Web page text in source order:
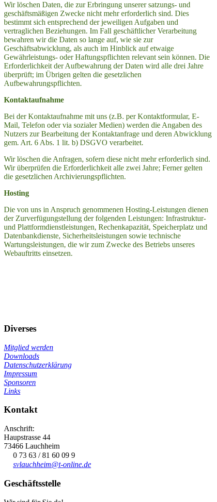
Wir löschen Daten, die zur Erbringung unserer satzungs- und
geschäftsmäßigen Zwecke nicht mehr erforderlich sind. Dies
bestimmt sich entsprechend der jeweiligen Aufgaben und
vertraglichen Beziehungen. Im Fall geschäftlicher Verarbeitung
bewahren wir die Daten so lange auf, wie sie zur
Geschäftsabwicklung, als auch im Hinblick auf etwaige
Gewährleistungs- oder Haftungspflichten relevant sein können. Die
Erforderlichkeit der Aufbewahrung der Daten wird alle drei Jahre
überprüft; im Übrigen gelten die gesetzlichen
Aufbewahrungspflichten.
Kontaktaufnahme
Bei der Kontaktaufnahme mit uns (z.B. per Kontaktformular, E-
Mail, Telefon oder via sozialer Medien) werden die Angaben des
Nutzers zur Bearbeitung der Kontaktanfrage und deren Abwicklung
gem. Art. 6 Abs. 1 lit. b) DSGVO verarbeitet.
Wir löschen die Anfragen, sofern diese nicht mehr erforderlich sind.
Wir überprüfen die Erforderlichkeit alle zwei Jahre; Ferner gelten
die gesetzlichen Archivierungspflichten.
Hosting
Die von uns in Anspruch genommenen Hosting-Leistungen dienen
der Zurverfügungstellung der folgenden Leistungen: Infrastruktur-
und Plattformdienstleistungen, Rechenkapazität, Speicherplatz und
Datenbankdienste, Sicherheitsleistungen sowie technische
Wartungsleistungen, die wir zum Zwecke des Betriebs unseres
Webauftritts einsetzen.
Diverses
Mitglied werden
Downloads
Datenschutzerklärung
Impressum
Sponsoren
Links
Kontakt
Anschrift:
Haupstrasse 44
73466 Lauchheim
0 73 63 / 81 60 09 9
svlauchheim@t-online.de
Geschäftsstelle